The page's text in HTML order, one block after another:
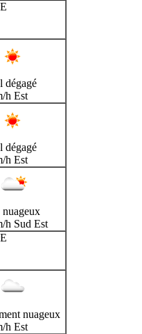
dégagé
h Est
dégagé
h Est
nuageux
h Sud Est
nuageux
h Est